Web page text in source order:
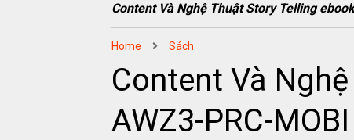
Content Và Nghệ Thuật Story Telling
Home Sách
Content Và
AWZ3-PRC-MOBI